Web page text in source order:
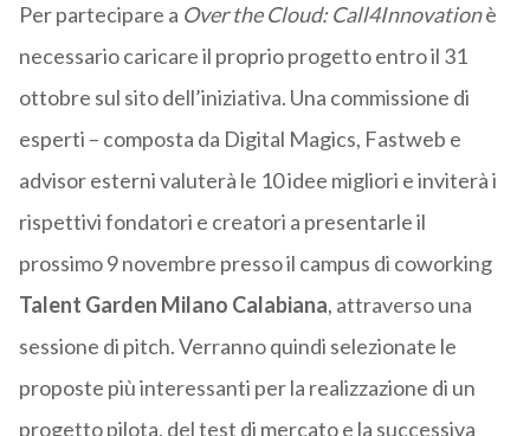
Per partecipare a Over the Cloud: Call4Innovationè
necessario caricare il proprio progetto entro il 31
ottobre sul sito dell’iniziativa. Una commissione di
esperti – composta da Digital Magics, Fastweb e
advisor esterni valuterà le 10 idee migliori e inviterà i
rispettivi fondatori e creatori a presentarle il
prossimo 9 novembre presso il campus di coworking
Talent Garden Milano Calabiana, attraverso una
sessione di pitch. Verranno quindi selezionate le
proposte più interessanti per la realizzazione di un
progetto pilota, del test di mercato e la successiva